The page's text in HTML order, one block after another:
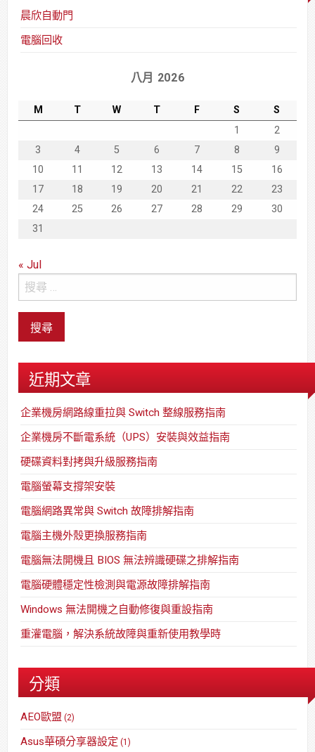
晨欣自動門
電腦回收
八月 2026
M T W T F S
S
1
2
3
4 5 6 7 8
9
10
11 12 13 14 15
16
17
18 19 20 21 22
23
24
25 26 27 28 29
30
31
« Jul
近期文章
企業機房網路線重拉與 Switch 整線服務指南
企業機房不斷電系統（UPS）安裝與效益指南
硬碟資料對拷與升級服務指南
電腦螢幕支撐架安裝
電腦網路異常與 Switch 故障排解指南
電腦主機外殼更換服務指南
電腦無法開機且 BIOS 無法辨識硬碟之排解指南
電腦硬體穩定性檢測與電源故障排解指南
Windows 無法開機之自動修復與重設指南
重灌電腦，解決系統故障與重新使用教學時
分類
AEO歐盟 (2)
Asus華碩分享器設定 (1)